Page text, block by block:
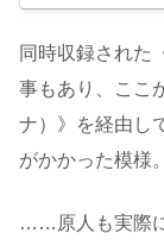
同時収録された
事もあり、ここ
ナ）》を経由し
がかかった模様。
……原人も実際